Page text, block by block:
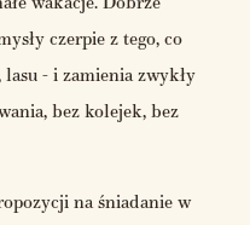
czerpie z tego, co
- i zamienia zwykły
bez kolejek, bez
na śniadanie w